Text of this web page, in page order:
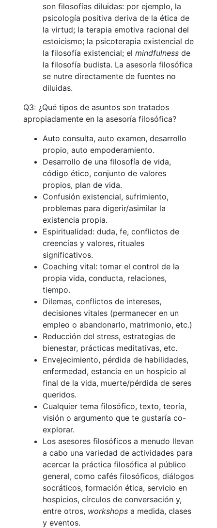
son filosofías diluidas: por ejemplo, la
psicología positiva deriva de la ética de
la virtud; la terapia emotiva racional del
estoicismo; la psicoterapia existencial de
la filosofía existencial; el mindfulness de
la filosofía budista. La asesoría filosófica
se nutre directamente de fuentes no
diluidas.
Q3: ¿Qué tipos de asuntos son tratados
apropiadamente en la asesoría filosófica?
Auto consulta, auto examen, desarrollo
propio, auto empoderamiento.
Desarrollo de una filosofía de vida,
código ético, conjunto de valores
propios, plan de vida.
Confusión existencial, sufrimiento,
problemas para digerir/asimilar la
existencia propia.
Espiritualidad: duda, fe, conflictos de
creencias y valores, rituales
significativos.
Coaching vital: tomar el control de la
propia vida, conducta, relaciones,
tiempo.
Dilemas, conflictos de intereses,
decisiones vitales (permanecer en un
empleo o abandonarlo, matrimonio, etc.)
Reducción del stress, estrategias de
bienestar, prácticas meditativas, etc.
Envejecimiento, pérdida de habilidades,
enfermedad, estancia en un hospicio al
final de la vida, muerte/pérdida de seres
queridos.
Cualquier tema filosófico, texto, teoría,
visión o argumento que te gustaría co-
explorar.
Los asesores filosóficos a menudo llevan
a cabo una variedad de actividades para
acercar la práctica filosófica al público
general, como cafés filosóficos, diálogos
socráticos, formación ética, servicio en
hospicios, círculos de conversación y,
entre otros, workshops a medida, clases
y eventos.